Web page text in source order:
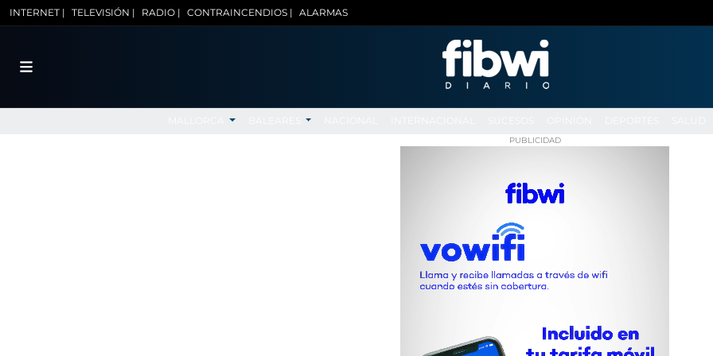
INTERNET | TELEVISIÓN | RADIO | CONTRAINCENDIOS | ALARMAS